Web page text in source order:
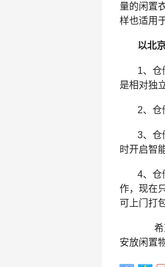
量的闲置
样也适用
以北
1、仓
是相对独
2、仓
3、仓
时开启智
4、仓
作，现在
可上门打
希望
安放闲置